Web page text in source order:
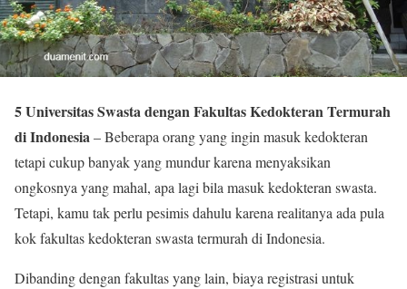
5 Universitas Swasta dengan Fakultas Kedokteran Termurah
di Indonesia– Beberapa orang yang ingin masuk kedokteran
tetapi cukup banyak yang mundur karena menyaksikan
ongkosnya yang mahal, apa lagi bila masuk kedokteran swasta.
Tetapi, kamu tak perlu pesimis dahulu karena realitanya ada pula
kok fakultas kedokteran swasta termurah di Indonesia.
Dibanding dengan fakultas yang lain, biaya registrasi untuk